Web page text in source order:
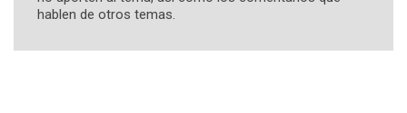
hablen de otros temas.